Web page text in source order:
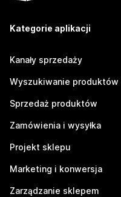
Kategorie aplikacji
Kanały sprzedaży
Wyszukiwanie produktów
Sprzedaż produktów
Zamówienia i wysyłka
Projekt sklepu
Marketing i konwersja
Zarządzanie sklepem